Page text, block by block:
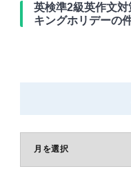
英検準2級英作文
キングホリデーの